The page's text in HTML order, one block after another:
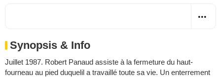
Synopsis & Info
Juillet 1987. Robert Panaud assiste à la fermeture du haut-
fourneau au pied duquelil a travaillé toute sa vie. Un enterrement